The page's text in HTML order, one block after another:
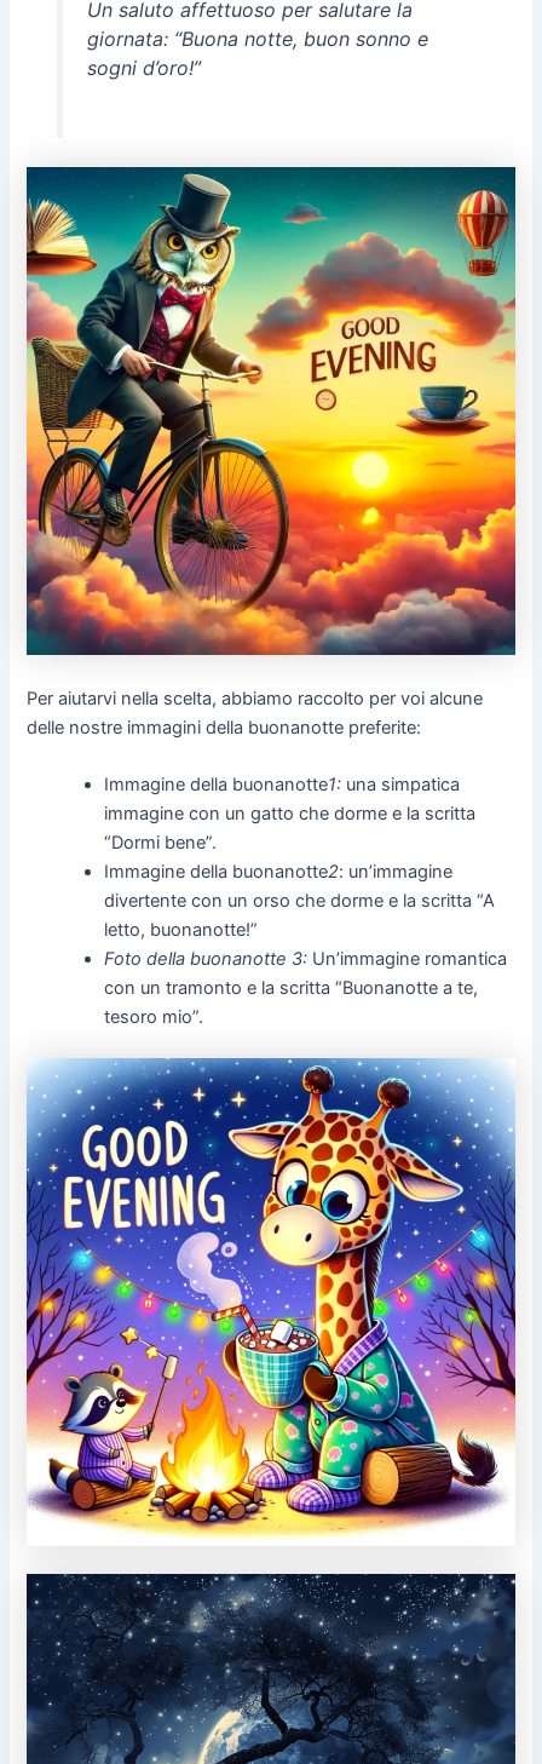
Un saluto affettuoso per salutare la
giornata: “Buona notte, buon sonno e
sogni d’oro!”
Per aiutarvi nella scelta, abbiamo raccolto per voi alcune
delle nostre immagini della buonanotte preferite:
Immagine della buonanotte1: una simpatica
immagine con un gatto che dorme e la scritta
“Dormi bene”.
Immagine della buonanotte2: un’immagine
divertente con un orso che dorme e la scritta “A
letto, buonanotte!”
Foto della buonanotte 3: Un’immagine romantica
con un tramonto e la scritta “Buonanotte a te,
tesoro mio”.